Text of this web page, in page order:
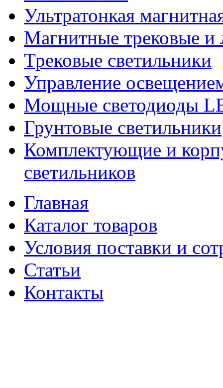
Ультратонкая
Магнитные трековые и
Трековые светильники
Управление
Мощные светодиоды
Грунтовые светильники
Комплектующие и
светильников
Главная
Каталог товаров
Условия поставки и
Статьи
Контакты